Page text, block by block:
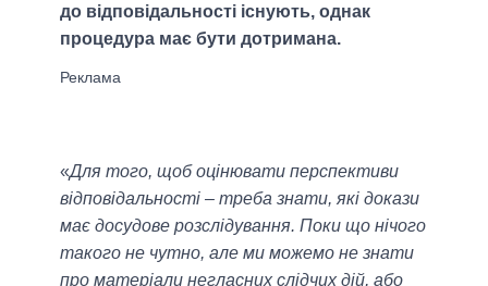
до відповідальності існують, однак
процедура має бути дотримана.
«Для того, щоб оцінювати перспективи
відповідальності – треба знати, які докази
має досудове розслідування. Поки що нічого
такого не чутно, але ми можемо не знати
про матеріали негласних слідчих дій, або